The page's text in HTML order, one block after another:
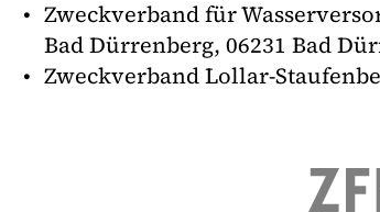
Zweckverband für
Bad Dürrenberg, 06231 Bad
Zweckverband Lollar-